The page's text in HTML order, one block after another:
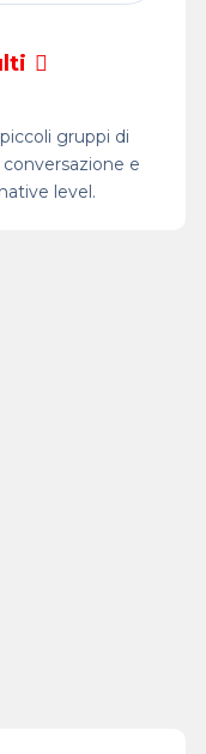
gruppi di
e
level.